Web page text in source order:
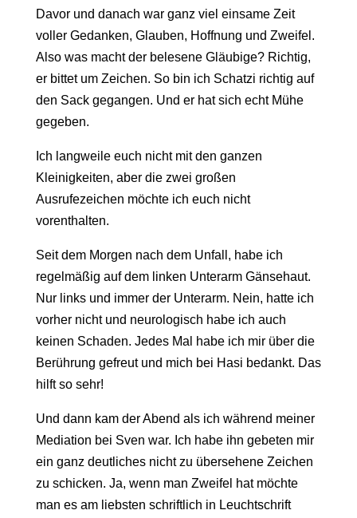
Davor und danach war ganz viel einsame Zeit
voller Gedanken, Glauben, Hoffnung und Zweifel.
Also was macht der belesene Gläubige? Richtig,
er bittet um Zeichen. So bin ich Schatzi richtig auf
den Sack gegangen. Und er hat sich echt Mühe
gegeben.
Ich langweile euch nicht mit den ganzen
Kleinigkeiten, aber die zwei großen
Ausrufezeichen möchte ich euch nicht
vorenthalten.
Seit dem Morgen nach dem Unfall, habe ich
regelmäßig auf dem linken Unterarm Gänsehaut.
Nur links und immer der Unterarm. Nein, hatte ich
vorher nicht und neurologisch habe ich auch
keinen Schaden. Jedes Mal habe ich mir über die
Berührung gefreut und mich bei Hasi bedankt. Das
hilft so sehr!
Und dann kam der Abend als ich während meiner
Mediation bei Sven war. Ich habe ihn gebeten mir
ein ganz deutliches nicht zu übersehene Zeichen
zu schicken. Ja, wenn man Zweifel hat möchte
man es am liebsten schriftlich in Leuchtschrift